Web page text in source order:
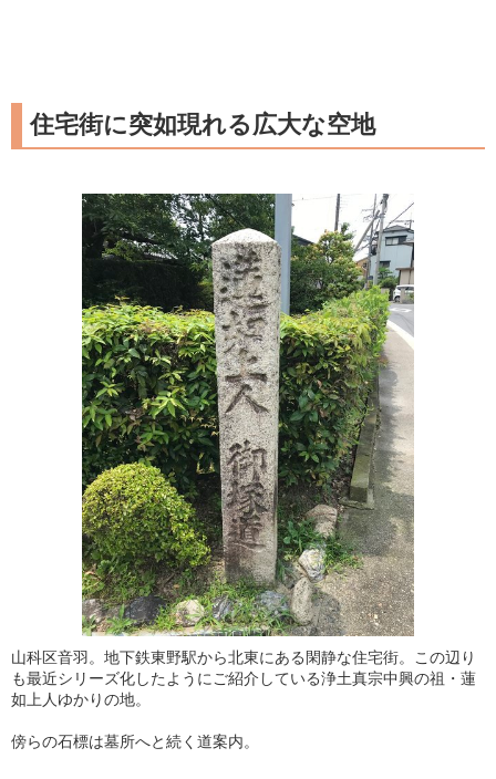
住宅街に突如現れる広大な空地
山科区音羽。地下鉄東野駅から北東にある閑静な住宅街。この辺り
も最近シリーズ化したようにご紹介している浄土真宗中興の祖・蓮
如上人ゆかりの地。
傍らの石標は墓所へと続く道案内。